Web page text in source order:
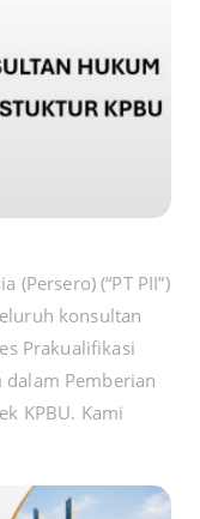
(“PT PII”)
konsultan
Prakualifikasi
Pemberian
KPBU. Kami